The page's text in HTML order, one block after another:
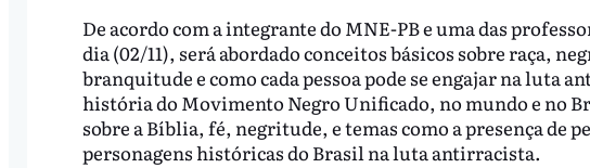
De acordo com a integrante do MNE-PB e uma das
dia (02/11), será abordado conceitos básicos sobre raça,
branquitude e como cada pessoa pode se engajar na luta
história do Movimento Negro Unificado, no mundo e no
sobre a Bíblia, fé, negritude, e temas como a presença de
personagens históricas do Brasil na luta antirracista.